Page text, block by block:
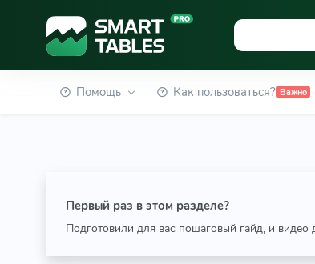
Помощь Как пользоваться? Важно
Первый раз в этом разделе?
Подготовили для вас пошаговый гайд, и видео